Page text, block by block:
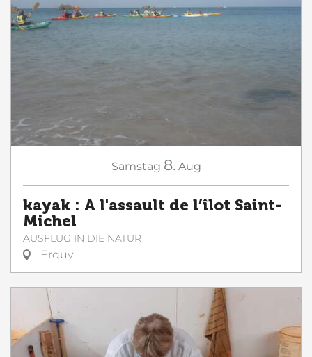
Samstag 8. Aug
kayak : A l'assault de l’îlot Saint-
Michel
AUSFLUG IN DIE NATUR
Erquy